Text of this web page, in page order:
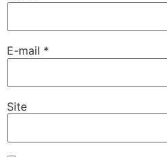
E-mail *
Site